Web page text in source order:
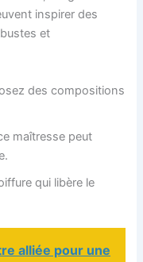
inspirer des
et
des compositions
maîtresse peut
qui libère le
alliée pour une